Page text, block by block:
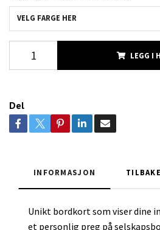
VELG FARGE HER
LEGG I
Del
INFORMASJON
Unikt bordkort som viser dine
et personlig preg på